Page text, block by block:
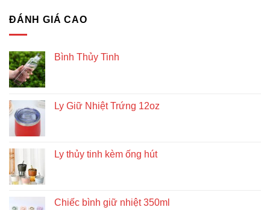
ĐÁNH GIÁ CAO
Bình Thủy Tinh
Ly Giữ Nhiệt Trứng 12oz
Ly thủy tinh kèm ống hút
Chiếc bình giữ nhiệt 350ml